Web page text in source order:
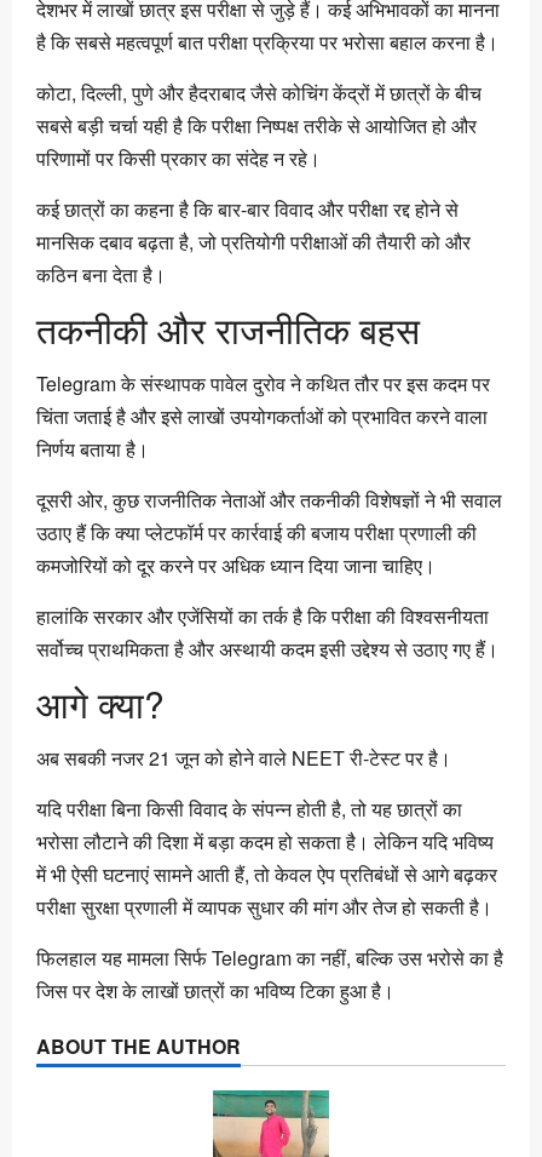
देशभर में लाखों छात्र इस परीक्षा से जुड़े हैं। कई अभिभावकों का मानना
है कि सबसे महत्वपूर्ण बात परीक्षा प्रक्रिया पर भरोसा बहाल करना है।
कोटा, दिल्ली, पुणे और हैदराबाद जैसे कोचिंग केंद्रों में छात्रों के बीच
सबसे बड़ी चर्चा यही है कि परीक्षा निष्पक्ष तरीके से आयोजित हो और
परिणामों पर किसी प्रकार का संदेह न रहे।
कई छात्रों का कहना है कि बार-बार विवाद और परीक्षा रद्द होने से
मानसिक दबाव बढ़ता है, जो प्रतियोगी परीक्षाओं की तैयारी को और
कठिन बना देता है।
तकनीकी और राजनीतिक बहस
Telegram के संस्थापक पावेल दुरोव ने कथित तौर पर इस कदम पर
चिंता जताई है और इसे लाखों उपयोगकर्ताओं को प्रभावित करने वाला
निर्णय बताया है।
दूसरी ओर, कुछ राजनीतिक नेताओं और तकनीकी विशेषज्ञों ने भी सवाल
उठाए हैं कि क्या प्लेटफॉर्म पर कार्रवाई की बजाय परीक्षा प्रणाली की
कमजोरियों को दूर करने पर अधिक ध्यान दिया जाना चाहिए।
हालांकि सरकार और एजेंसियों का तर्क है कि परीक्षा की विश्वसनीयता
सर्वोच्च प्राथमिकता है और अस्थायी कदम इसी उद्देश्य से उठाए गए हैं।
आगे क्या?
अब सबकी नजर 21 जून को होने वाले NEET री-टेस्ट पर है।
यदि परीक्षा बिना किसी विवाद के संपन्न होती है, तो यह छात्रों का
भरोसा लौटाने की दिशा में बड़ा कदम हो सकता है। लेकिन यदि भविष्य
में भी ऐसी घटनाएं सामने आती हैं, तो केवल ऐप प्रतिबंधों से आगे बढ़कर
परीक्षा सुरक्षा प्रणाली में व्यापक सुधार की मांग और तेज हो सकती है।
फिलहाल यह मामला सिर्फ Telegram का नहीं, बल्कि उस भरोसे का है
जिस पर देश के लाखों छात्रों का भविष्य टिका हुआ है।
ABOUT THE AUTHOR